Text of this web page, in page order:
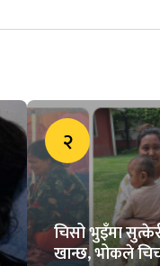
२
चिसो भुइँमा
खान्छ, भोकले